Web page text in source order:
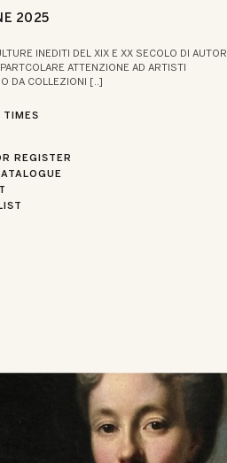
2025
INEDITI DEL XIX E XX SECOLO DI AUTORI
ATTENZIONE AD ARTISTI
DA COLLEZIONI [..]
TIMES
REGISTER